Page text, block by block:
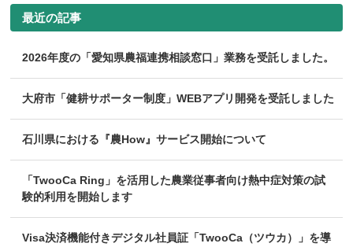
最近の記事
2026年度の「愛知県農福連携相談窓口」業務を受託しました。
大府市「健耕サポーター制度」WEBアプリ開発を受託しました
石川県における『農How』サービス開始について
「TwooCa Ring」を活用した農業従事者向け熱中症対策の試
験的利用を開始します
Visa決済機能付きデジタル社員証「TwooCa（ツウカ）」を導